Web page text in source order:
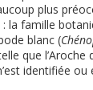
plus
la famille
blanc (
que l’Aroche
identifiée